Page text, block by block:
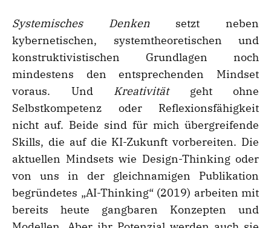
Systemisches Denken setzt neben
kybernetischen, systemtheoretischen und
konstruktivistischen Grundlagen noch
mindestens den entsprechenden Mindset
voraus. Und Kreativitätgeht ohne
Selbstkompetenz oder Reflexionsfähigkeit
nicht auf. Beide sind für mich übergreifende
Skills, die auf die KI-Zukunft vorbereiten. Die
aktuellen Mindsets wie Design-Thinking oder
von uns in der gleichnamigen Publikation
begründetes „AI-Thinking“ (2019) arbeiten mit
bereits heute gangbaren Konzepten und